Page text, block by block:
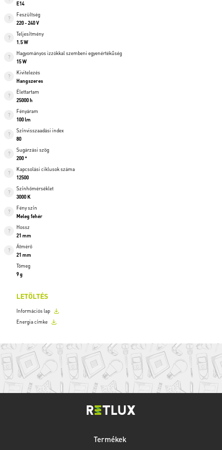
E14
Feszültség
220 - 240 V
Teljesítmény
1.5 W
Hagyományos izzókkal szembeni egyenértékűség
15 W
Kivitelezés
Hangszeres
Élettartam
25000 h
Fényáram
100 lm
Színvisszaadási index
80
Sugárzási szög
200 °
Kapcsolási ciklusok száma
12500
Színhőmérséklet
3000 K
Fény szín
Meleg fehér
Hossz
21 mm
Átmérő
21 mm
Tömeg
9 g
LETÖLTÉS
Információs lap
Energia címke
Termékek